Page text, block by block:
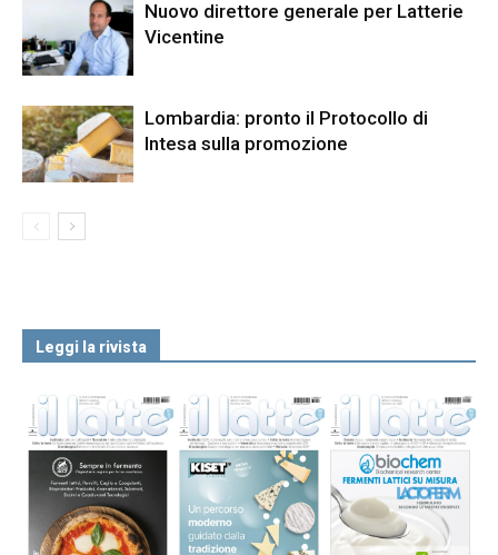
Nuovo direttore generale per Latterie
Vicentine
Lombardia: pronto il Protocollo di
Intesa sulla promozione
Leggi la rivista